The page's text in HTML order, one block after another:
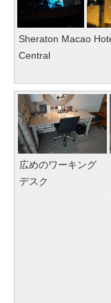
Sheraton Macao
Central
広めのワーキング
デスク